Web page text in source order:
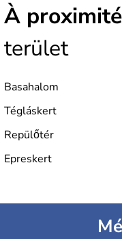
pays dont la
monnaie le forint.
L'industrie de la
développée en Hongrie.
À
terület
Basahalom
Tégláskert
Repülőtér
Epreskert